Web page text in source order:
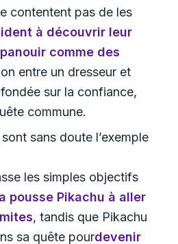
contentent pas de les
à découvrir leur
comme des
entre un dresseur et
sur la confiance,
commune.
sont sans doute l’exemple
les simples objectifs
pousse Pikachu à aller
, tandis que Pikachu
sa quête pourdevenir